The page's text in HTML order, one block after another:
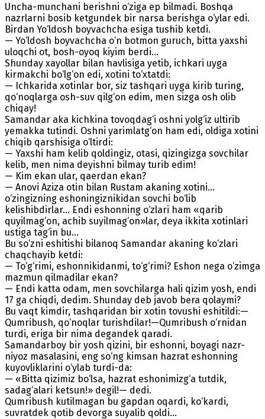
Uncha-munchani berishni o‘ziga ep bilmadi. Boshqa
nazrlarni bosib ketgundek bir narsa berishga o‘ylar edi.
Birdan Yo‘ldosh boyvachcha esiga tushib ketdi.
— Yo‘ldosh boyvachcha o‘n botmon guruch, bitta yaxshi
uloqchi ot, bosh-oyoq kiyim berdi...
Shunday xayollar bilan havlisiga yetib, ichkari uyga
kirmakchi bo‘lg‘on edi, xotini to‘xtatdi:
— Ichkarida xotinlar bor, siz tashqari uyga kirib turing,
qo‘noqlarga osh-suv qilg‘on edim, men sizga osh olib
chiqay!
Samandar aka kichkina tovoqdag‘i oshni yolg‘iz ultirib
yemakka tutindi. Oshni yarimlatg‘on ham edi, oldiga xotini
chiqib qarshisiga o‘ltirdi:
— Yaxshi ham kelib qoldingiz, otasi, qizingizga sovchilar
kelib, men nima deyishni bilmay turib edim!
— Kim ekan ular, qaerdan ekan?
— Anovi Aziza otin bilan Rustam akaning xotini...
o‘zingizning eshoningiznikidan sovchi bo‘lib
kelishibdirlar... Endi eshonning o‘zlari ham «qarib
quyilmag‘on, achib suyilmag‘on»lar, deya ikkita xotinlari
ustiga tag‘in bu...
Bu so‘zni eshitishi bilanoq Samandar akaning ko‘zlari
chaqchayib ketdi:
— To‘g‘rimi, eshonnikidanmi, to‘g‘rimi? Eshon nega o‘zimga
mazmun qilmadilar ekan?
— Endi katta odam, men sovchilarga hali qizim yosh, endi
17 ga chiqdi, dedim. Shunday deb javob bera qolaymi?
Bu vaqt kimdir, tashqaridan bir xotin tovushi eshitildi:—
Qumribush, qo‘noqlar turishdilar!—Qumribush o‘rnidan
turdi, eriga bir nima degandek qaradi.
Samandarboy bir yosh qizini, bir eshonni, boyagi nazr-
niyoz masalasini, eng so‘ng kimsan hazrat eshonning
kuyovliklarini o‘ylab turdi-da:
— «Bitta qizimiz bo‘lsa, hazrat eshonimizg‘a tutdik,
sadag‘alari ketsun!» degil!— dedi.
Qumribush kutilmagan bu gapdan oqardi, ko‘kardi,
suvratdek qotib devorga suyalib qoldi...